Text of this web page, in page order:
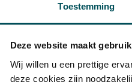
Toestemming
Deze website maakt
Wij willen u een prettige
deze cookies zijn